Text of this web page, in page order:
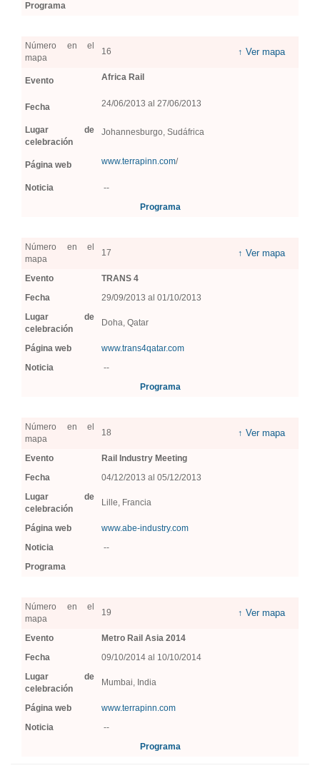
Programa
Número en el
mapa
16 ↑ Ver mapa
Evento Africa Rail
Fecha 24/06/2013 al 27/06/2013
Lugar de
celebración
Johannesburgo, Sudáfrica
Página web www.terrapinn.com/
Noticia
--
Programa
Número en el
mapa
17 ↑ Ver mapa
Evento
TRANS 4
Fecha
29/09/2013 al 01/10/2013
Lugar de
celebración
Doha, Qatar
Página web
www.trans4qatar.com
Noticia
--
Programa
Número en el
mapa
18 ↑ Ver mapa
Evento
Rail Industry Meeting
Fecha
04/12/2013 al 05/12/2013
Lugar de
celebración
Lille, Francia
Página web
www.abe-industry.com
Noticia
--
Programa
Número en el
mapa
19 ↑ Ver mapa
Evento
Metro Rail Asia 2014
Fecha
09/10/2014 al 10/10/2014
Lugar de
celebración
Mumbai, India
Página web
www.terrapinn.com
Noticia
--
Programa